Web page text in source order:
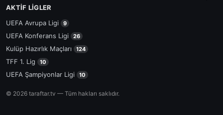
AKTIF LIGLER
UEFA Avrupa Ligi
9
UEFA Konferans Ligi 26
Kulüp Hazırlık Maçları 124
TFF 1. Lig 10
UEFA Şampiyonlar Ligi 10
© 2026 taraftar.tv — Tüm hakları saklıdır.